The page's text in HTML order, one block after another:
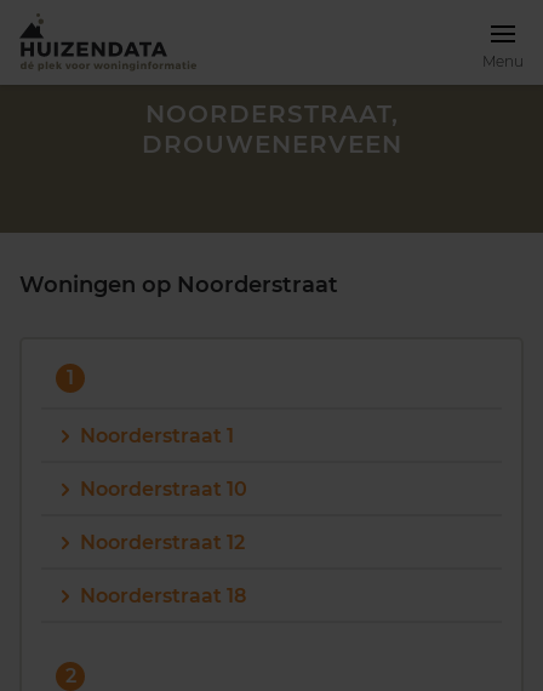
Menu
Zoek een woning
Vragen? Neem contact met ons op
Maandag t/m vrijdag - 08:00 -18:00
NOORDERSTRAAT,
DROUWENERVEEN
Woningen op Noorderstraat
1
Noorderstraat 1
Noorderstraat 10
Noorderstraat 12
Noorderstraat 18
2